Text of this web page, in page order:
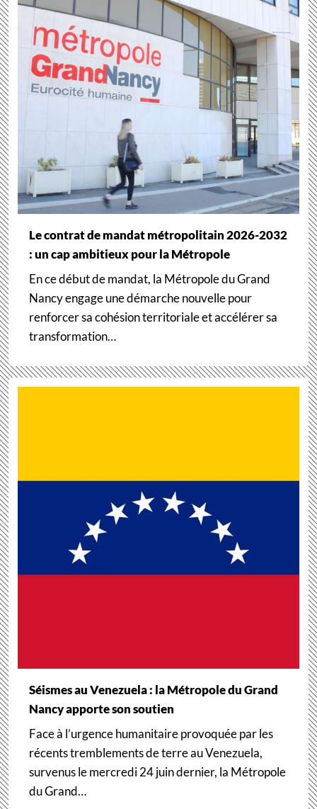
Le contrat de mandat métropolitain 2026-2032
: un cap ambitieux pour la Métropole
En ce début de mandat, la Métropole du Grand
Nancy engage une démarche nouvelle pour
renforcer sa cohésion territoriale et accélérer sa
transformation…
Séismes au Venezuela : la Métropole du Grand
Nancy apporte son soutien
Face à l’urgence humanitaire provoquée par les
récents tremblements de terre au Venezuela,
survenus le mercredi 24 juin dernier, la Métropole
du Grand…